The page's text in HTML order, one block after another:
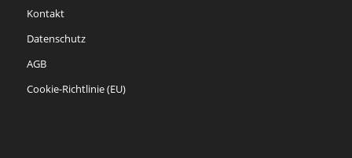
Kontakt
Datenschutz
AGB
Cookie-Richtlinie (EU)